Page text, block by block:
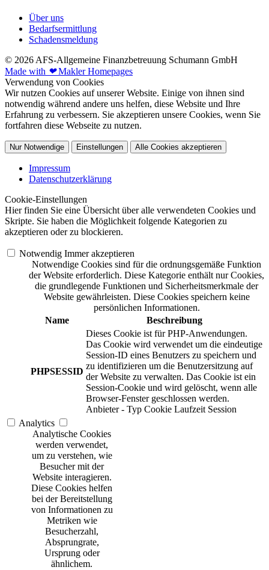
Über uns
Bedarfsermittlung
Schadensmeldung
© 2026 AFS-Allgemeine Finanzbetreuung Schumann GmbH
Made with ❤Makler Homepages
Verwendung von Cookies
Wir nutzen Cookies auf unserer Website. Einige von ihnen sind
notwendig während andere uns helfen, diese Website und Ihre
Erfahrung zu verbessern. Sie akzeptieren unsere Cookies, wenn Sie
fortfahren diese Webseite zu nutzen.
Nur Notwendige Einstellungen Alle Cookies akzeptieren
Impressum
Datenschutzerklärung
Cookie-Einstellungen
Hier finden Sie eine Übersicht über alle verwendeten Cookies und
Skripte. Sie haben die Möglichkeit folgende Kategorien zu
akzeptieren oder zu blockieren.
Notwendig Immer akzeptieren
Notwendige Cookies sind für die ordnungsgemäße Funktion
der Website erforderlich. Diese Kategorie enthält nur Cookies,
die grundlegende Funktionen und Sicherheitsmerkmale der
Website gewährleisten. Diese Cookies speichern keine
persönlichen Informationen.
Name
Beschreibung
PHPSESSID
Dieses Cookie ist für PHP-Anwendungen.
Das Cookie wird verwendet um die eindeutige
Session-ID eines Benutzers zu speichern und
zu identifizieren um die Benutzersitzung auf
der Website zu verwalten. Das Cookie ist ein
Session-Cookie und wird gelöscht, wenn alle
Browser-Fenster geschlossen werden.
Anbieter - Typ Cookie Laufzeit Session
Analytics
Analytische Cookies
werden verwendet,
um zu verstehen, wie
Besucher mit der
Website interagieren.
Diese Cookies helfen
bei der Bereitstellung
von Informationen zu
Metriken wie
Besucherzahl,
Absprungrate,
Ursprung oder
ähnlichem.